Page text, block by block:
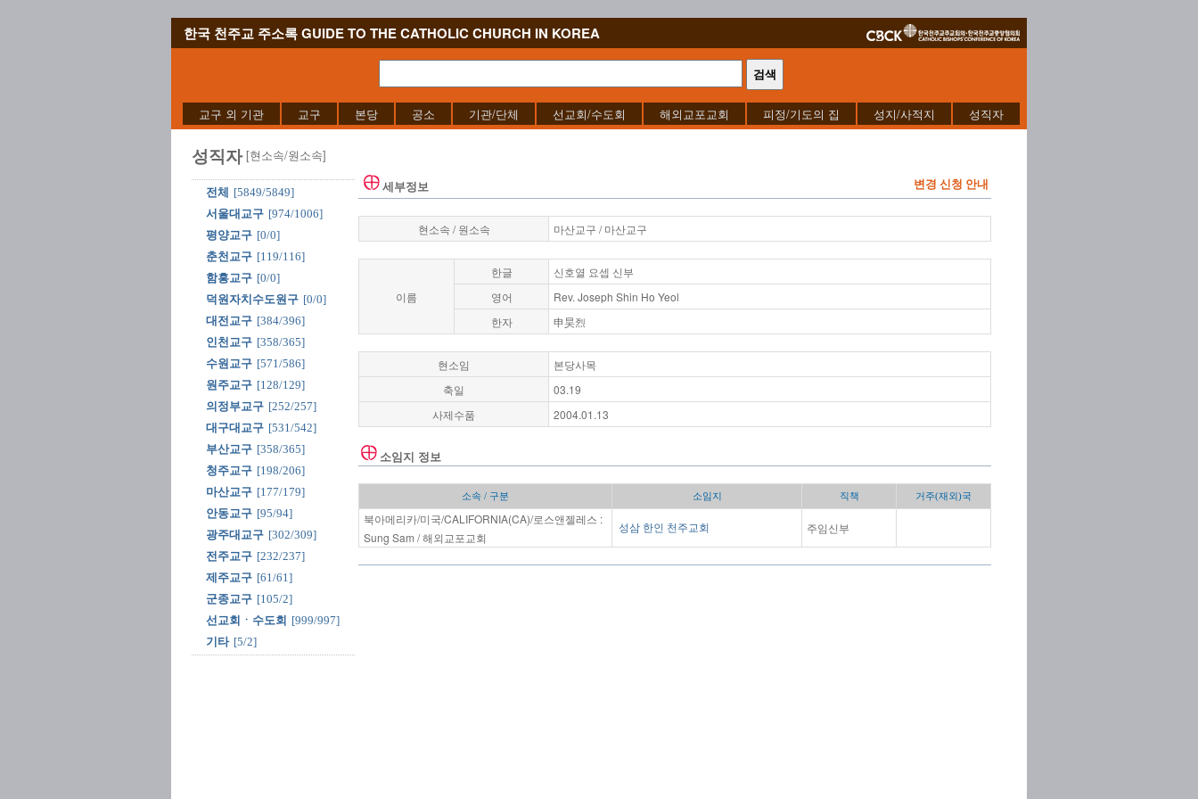
한국 천주교 주소록 GUIDE TO THE CATHOLIC CHURCH IN KOREA
교구 외 기관 교구 본당 공소 기관/단체 선교회/수도회 해외교포교회 피정/기도의 집 성지/사적지 성직자
성직자 [현소속/원소속]
전체
[5849/5849]
서울대교구 [974/1006]
평양교구 [0/0]
춘천교구 [119/116]
함흥교구 [0/0]
덕원자치수도원구 [0/0]
대전교구 [384/396]
인천교구 [358/365]
수원교구 [571/586]
원주교구 [128/129]
의정부교구 [252/257]
대구대교구 [531/542]
부산교구 [358/365]
청주교구 [198/206]
마산교구 [177/179]
안동교구 [95/94]
광주대교구 [302/309]
전주교구 [232/237]
제주교구 [61/61]
군종교구 [105/2]
선교회ㆍ수도회 [999/997]
기타 [5/2]
세부정보 변경 신청 안내
현소속 / 원소속 마산교구 / 마산교구
이름
한글
신호열 요셉 신부
영어
Rev. Joseph Shin Ho Yeol
한자
申昊烈
현소임
본당사목
축일
03.19
사제수품
2004.01.13
소임지 정보
소속 / 구분 소임지 직책 거주(재외)국
북아메리카/미국/CALIFORNIA(CA)/로스앤젤레스 :
Sung Sam / 해외교포교회
성삼 한인 천주교회 주임신부